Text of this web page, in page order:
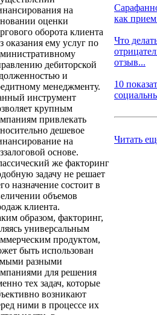
на
оценки
оборота клиента
оказания ему услуг по
дебиторской
и
менеджменту.
инструмент
крупным
привлекать
дешевое
на
основе.
же факторинг
задачу не решает
назначение состоит в
объемов
клиента.
образом, факторинг,
универсальным
продуктом,
быть использован
разными
для решения
тех задач, которые
возникают
ними в процессе их
как
Что
отзыв...
10
Читать